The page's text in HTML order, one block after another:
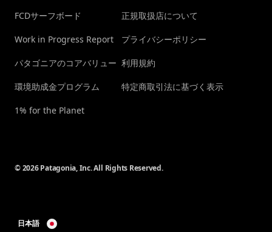
FCDサーフボード
Work in Progress Report
パタゴニアのコアバリュー
環境助成金プログラム
1% for the Planet
正規取扱店について
プライバシーポリシー
利用規約
特定商取引法に基づく表示
© 2026 Patagonia, Inc. All Rights Reserved.
日本語